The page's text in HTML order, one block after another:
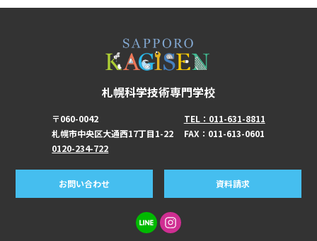
札幌科学技術専門学校
〒060-0042
札幌市中央区大通西17丁目1-22
0120-234-722
TEL：011-631-8811
FAX：011-613-0601
お問い合わせ 資料請求